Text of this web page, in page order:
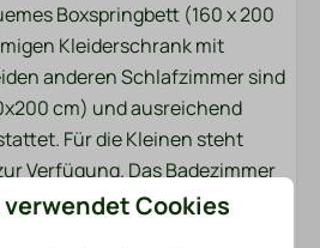
Boxspringbett (160 x 200
Kleiderschrank mit
anderen Schlafzimmer sind
cm) und ausreichend
Für die Kleinen steht
Verfügung. Das Badezimmer
Waschbecken ausgestattet.
Cookies